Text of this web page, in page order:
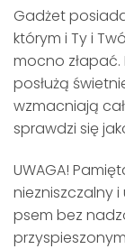
Gadżet
którym i Ty i
mocno
posłużą
wzmacniają
sprawdzi się
UWAGA!
niezniszczalny
psem bez